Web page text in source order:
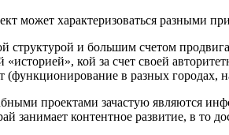
может характеризоваться разными
структурой и большим счетом
кой за счет своей
в разных городах,
проектами зачастую являются
занимает контентное развитие, в то